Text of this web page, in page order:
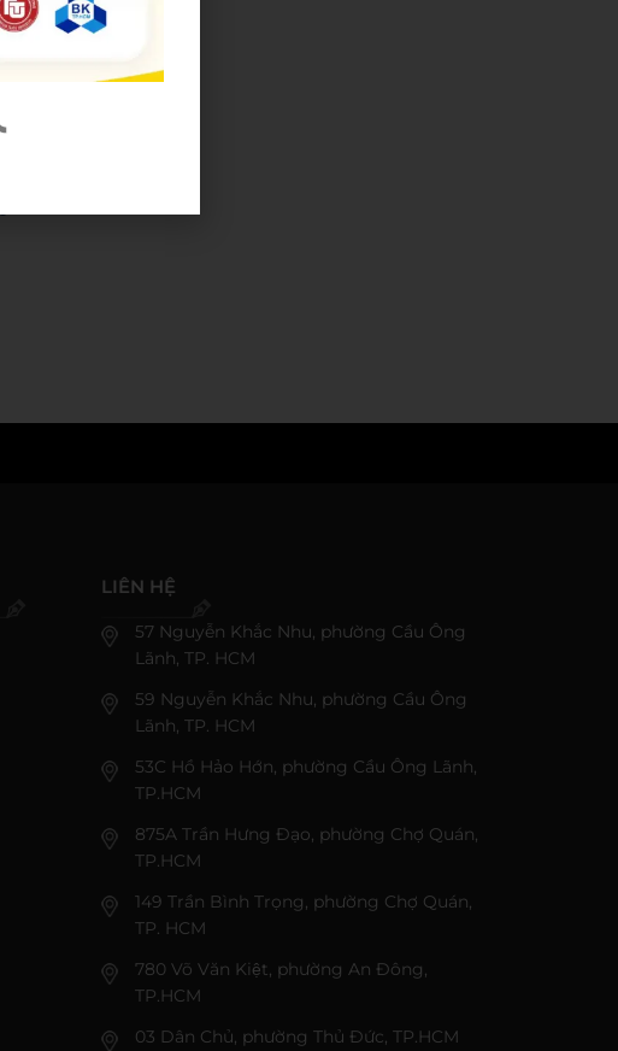
LIÊN HỆ
57 Nguyễn Khắc Nhu, phường Cầu Ông
Lãnh, TP. HCM
59 Nguyễn Khắc Nhu, phường Cầu Ông
Lãnh, TP. HCM
53C Hồ Hảo Hớn, phường Cầu Ông Lãnh,
TP.HCM
875A Trần Hưng Đạo, phường Chợ Quán,
TP.HCM
149 Trần Bình Trọng, phường Chợ Quán,
TP. HCM
780 Võ Văn Kiệt, phường An Đông,
TP.HCM
03 Dân Chủ, phường Thủ Đức, TP.HCM